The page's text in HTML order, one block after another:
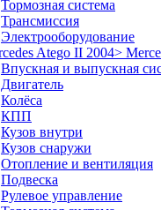
Тормозная система
Трансмиссия
Электрооборудование
Впускная и выпускная
Двигатель
Колёса
КПП
Кузов внутри
Кузов снаружи
Отопление и вентиляция
Подвеска
Рулевое управление